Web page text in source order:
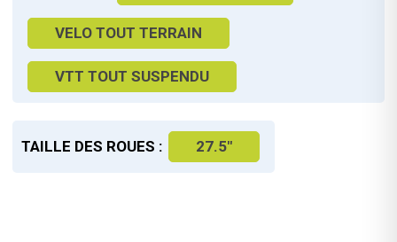
VELO TOUT TERRAIN
VTT TOUT SUSPENDU
TAILLE DES ROUES : 27.5"